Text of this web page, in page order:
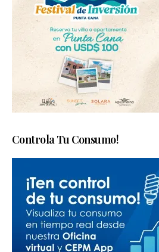
Controla Tu Consumo!